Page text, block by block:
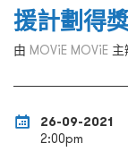
援計劃得
由 MOViE MOViE 主
26-09-2021
2:00pm